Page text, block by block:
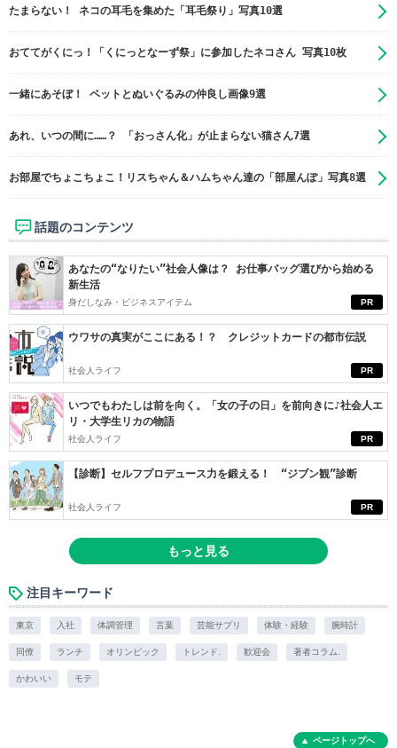
たまらない！ ネコの耳毛を集めた「耳毛祭り」写真10選
おててがくにっ！「くにっとなーず祭」に参加したネコさん 写真10枚
一緒にあそぼ！ ペットとぬいぐるみの仲良し画像9選
あれ、いつの間に……？ 「おっさん化」が止まらない猫さん7選
お部屋でちょこちょこ！リスちゃん＆ハムちゃん達の「部屋んぽ」写真8選
話題のコンテンツ
PR
あなたの“なりたい”社会人像は？ お仕事バッグ選びから始める
新生活
身だしなみ・ビジネスアイテム
PR
ウワサの真実がここにある！？ クレジットカードの都市伝説
社会人ライフ
PR
いつでもわたしは前を向く。「女の子の日」を前向きに♪社会人エ
リ・大学生リカの物語
社会人ライフ
PR
【診断】セルフプロデュース力を鍛える！ “ジブン観”診断
社会人ライフ
もっと見る
注目キーワード
東京 入社 体調管理 言葉 芸能サプリ 体験・経験 腕時計
同僚 ランチ オリンピック トレンド. 歓迎会 著者コラム.
かわいい モテ
ページトップへ